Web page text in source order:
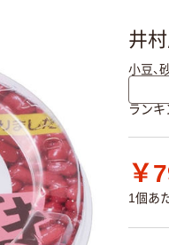
井
小豆、
ランキ
￥
1個あ